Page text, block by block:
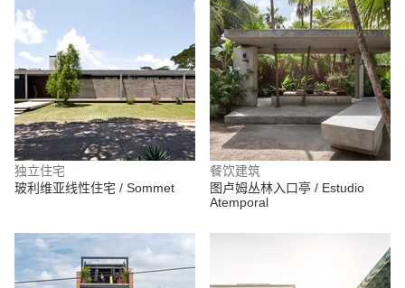
独立住宅
玻利维亚线性住宅 / Sommet
餐饮建筑
图卢姆丛林入口亭 / Estudio
Atemporal